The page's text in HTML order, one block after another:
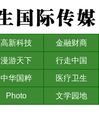
高新科技 金融财商
漫游天下 行走中国
中华国粹 医疗卫生
Photo
文学园地